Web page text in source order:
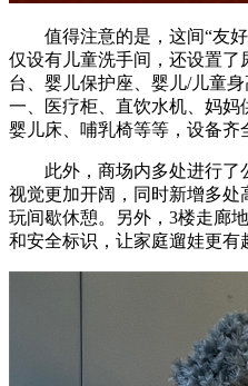
值得注意的是，这间“友
仅设有儿童洗手间，还设置
台、婴儿保护座、婴儿/儿童
一、医疗柜、直饮水机、妈妈
婴儿床、哺乳椅等等，设备齐
此外，商场内多处进行了
视觉更加开阔，同时新增多
玩间歇休憩。另外，3楼走廊
和安全标识，让家庭遛娃更有